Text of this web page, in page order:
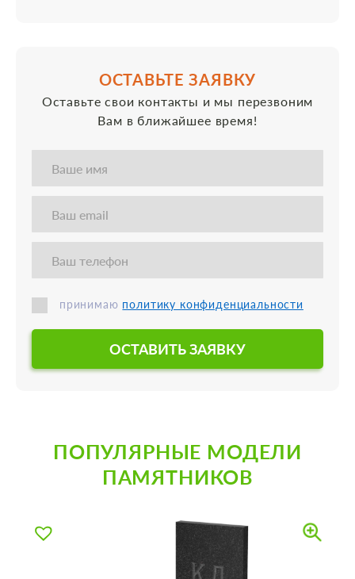
ОСТАВЬТЕ ЗАЯВКУ
Оставьте свои контакты и мы перезвоним
Вам в ближайшее время!
принимаю политику конфиденциальности
ОСТАВИТЬ ЗАЯВКУ
ПОПУЛЯРНЫЕ МОДЕЛИ
ПАМЯТНИКОВ